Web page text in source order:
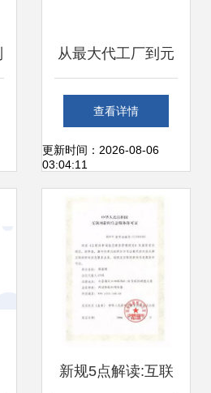
从最大代工厂到元
宇宙先驱:昔日霸主
的「蝶变」之路
查看详情
更新时间：2026-08-06
03:04:11
新规5点解读:互联